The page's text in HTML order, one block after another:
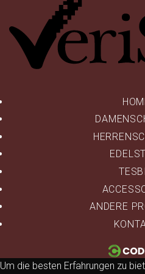
ANDERE
Um die besten Erfahrungen zu